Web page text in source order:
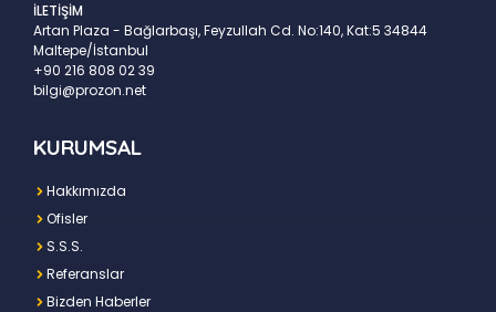
İLETİŞİM
Artan Plaza - Bağlarbaşı, Feyzullah Cd. No:140, Kat:5 34844
Maltepe/İstanbul
+90 216 808 02 39
bilgi@prozon.net
KURUMSAL
Hakkımızda
Ofisler
S.S.S.
Referanslar
Bizden Haberler